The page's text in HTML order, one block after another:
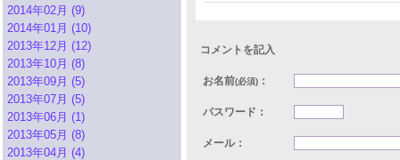
2014年02月 (9)
2014年01月 (10)
2013年12月 (12)
2013年10月 (8)
2013年09月 (5)
2013年07月 (5)
2013年06月 (1)
2013年05月 (8)
2013年04月 (4)
コメントを記入
お名前(必須) ：
パスワード：
メール：